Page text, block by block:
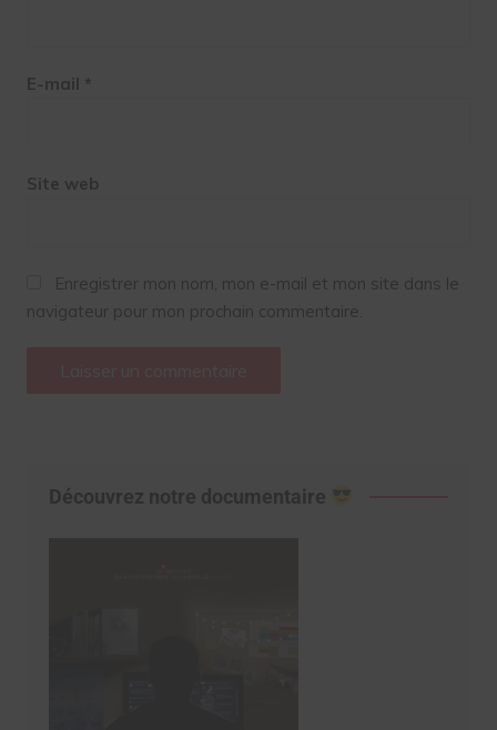
E-mail *
Site web
Enregistrer mon nom, mon e-mail et mon site dans le
navigateur pour mon prochain commentaire.
Découvrez notre documentaire